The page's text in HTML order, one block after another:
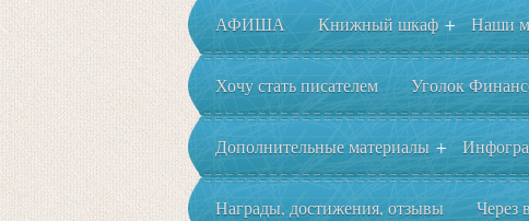
АФИША Книжный шкаф + Наши
Хочу стать писателем Уголок
Дополнительные материалы +
Награды, достижения, отзывы Через